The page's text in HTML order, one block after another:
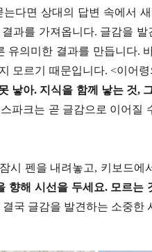
는다면 상대의 답변 속에서
과를 가져옵니다. 글감을
유의미한 결과를 만듭니다.
모르기 때문입니다. <이어
낳아. 지식을 함께 낳는 것,
파크는 곧 글감으로 이어질
시 펜을 내려놓고, 키보드에
향해 시선을 두세요. 모르는
결국 글감을 발견하는 소중한